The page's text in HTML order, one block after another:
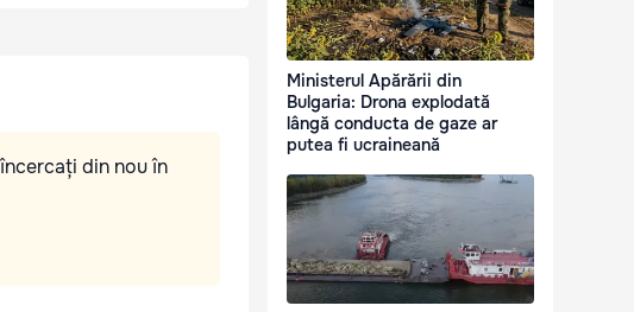
din nou în
Ministerul Apărării din
Bulgaria: Drona explodată
lângă conducta de gaze ar
putea fi ucraineană